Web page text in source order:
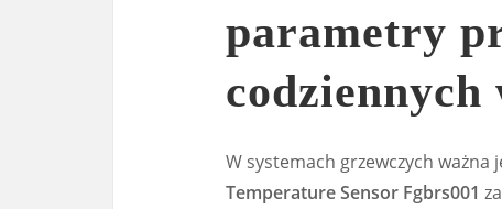
parametry
W systemach grzewczych
Temperature Sensor Fgbrs001